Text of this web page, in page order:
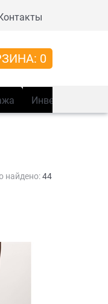
0
Инвентарь
найдено:44